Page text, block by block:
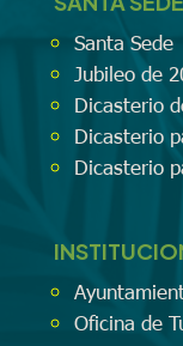
Santa Sede
Jubileo de
Dicasterio
Dicasterio
Dicasterio
Oficina de